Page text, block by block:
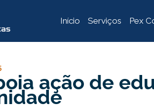
Início Serviços Pex
ação de